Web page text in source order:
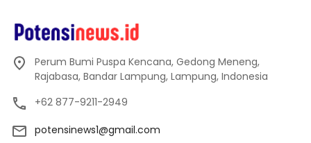
Perum Bumi Puspa Kencana, Gedong Meneng,
Rajabasa, Bandar Lampung, Lampung, Indonesia
+62 877-9211-2949
potensinews1@gmail.com